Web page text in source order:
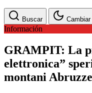
Buscar
Información
GRAMPIT: La
elettronica”
montani